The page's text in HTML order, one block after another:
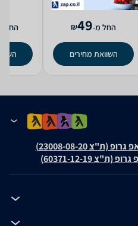
החל מ-49
₪
השוואת מחירים
החל
23008-08-20)
60371-12-19)